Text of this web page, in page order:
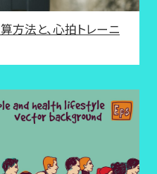
方法と、心拍トレーニ